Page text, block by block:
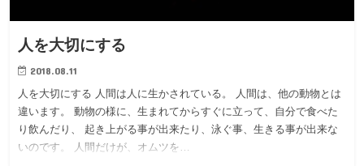
人を大切にする
2018.08.11
人を大切にする 人間は人に生かされている。 人間は、他の動物とは
違います。 動物の様に、生まれてからすぐに立って、自分で食べた
り飲んだり、 起き上がる事が出来たり、泳ぐ事、生きる事が出来な
いのです。 人間だけが、オムツを…